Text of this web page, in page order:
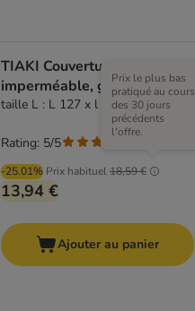
TIAKI Couverture
imperméable, grise
taille L : L 127 x l 101 cm
-25.01% Prix habituel18,59 €
Prix le plus bas
pratiqué au cours
des 30 jours
précédents
l'offre.
13,94 €
Rating: 5/5
Ajouter au panier